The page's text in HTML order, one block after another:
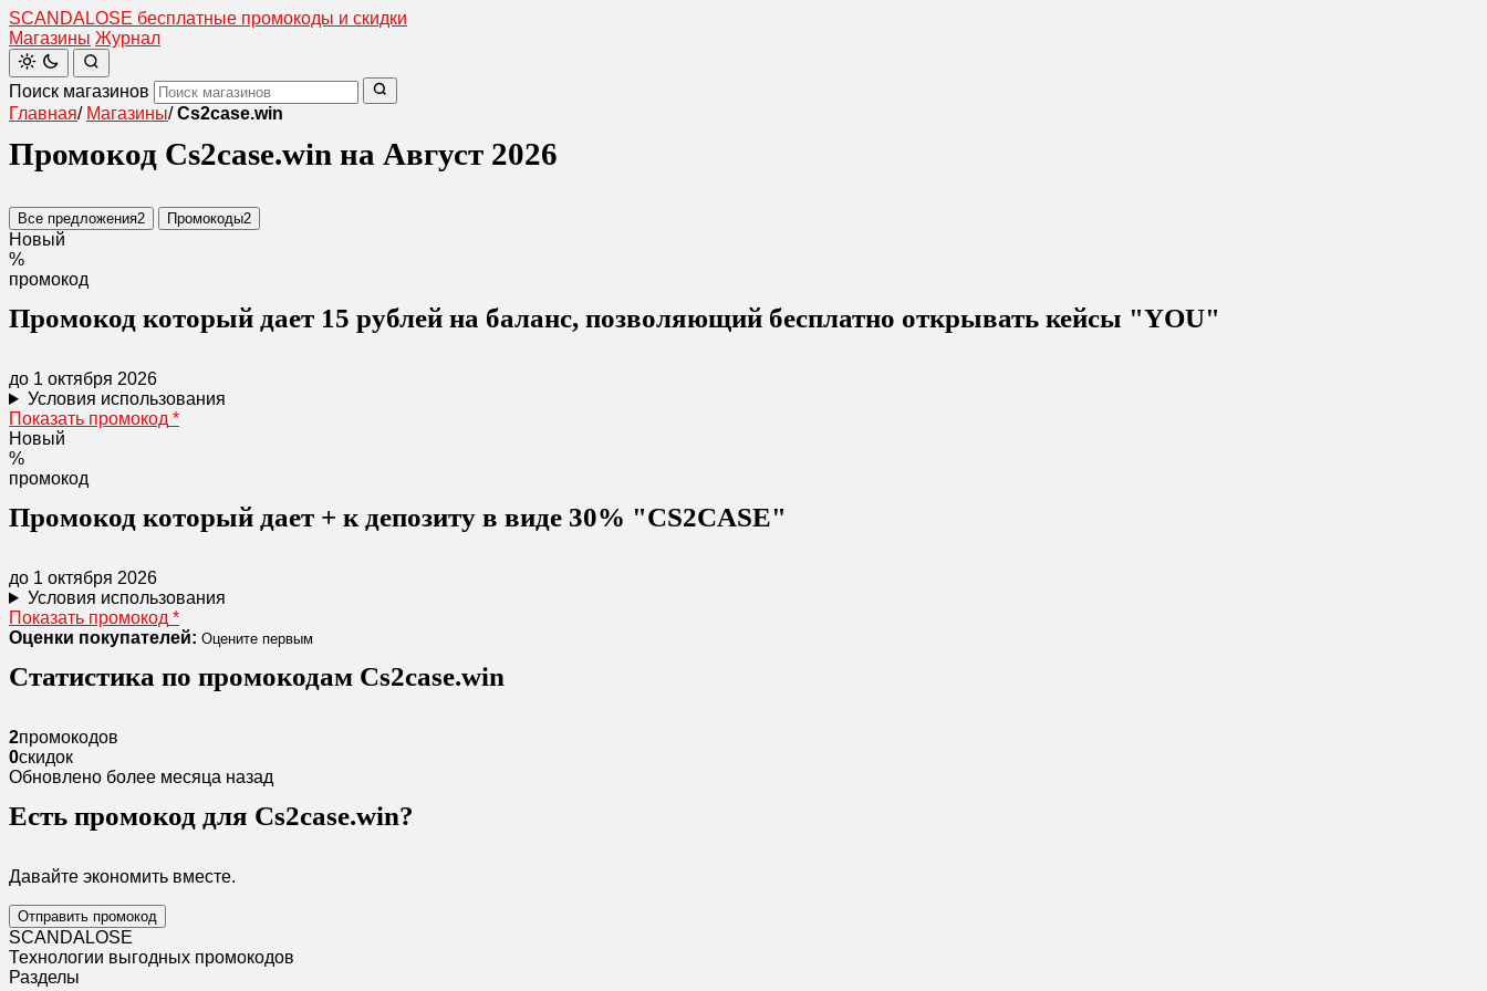
SCANDALOSE бесплатные промокоды и скидки
Магазины Журнал
Поиск магазинов
Главная/ Магазины/ Cs2case.win
Промокод Cs2case.win на Август 2026
Все предложения2 Промокоды2
Новый
%
промокод
Промокод который дает 15 рублей на баланс, позволяющий бесплатно открывать кейсы "YOU"
до 1 октября 2026
Условия использования
Показать промокод *
Новый
%
промокод
Промокод который дает + к депозиту в виде 30% "CS2CASE"
до 1 октября 2026
Условия использования
Показать промокод *
Оценки покупателей: Оцените первым
Статистика по промокодам Cs2case.win
2промокодов
0скидок
Обновлено более месяца назад
Есть промокод для Cs2case.win?
Давайте экономить вместе.
Отправить промокод
SCANDALOSE
Технологии выгодных промокодов
Разделы